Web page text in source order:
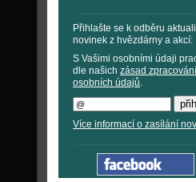
Přihlašte se k odběru
novinek z hvězdárny a akcí:
S Vašimi osobními údaji
dle našich zásad zpracování
osobních údajů.
Více informací o zasílání